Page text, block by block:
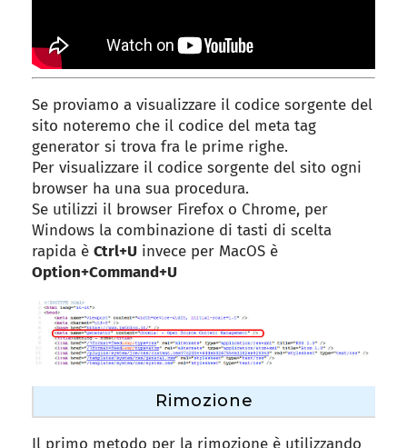
Se proviamo a visualizzare il codice sorgente del
sito noteremo che il codice del meta tag
generator si trova fra le prime righe.
Per visualizzare il codice sorgente del sito ogni
browser ha una sua procedura.
Se utilizzi il browser Firefox o Chrome, per
Windows la combinazione di tasti di scelta
rapida è Ctrl+U invece per MacOS è
Option+Command+U
Rimozione
Il primo metodo per la rimozione è utilizzando